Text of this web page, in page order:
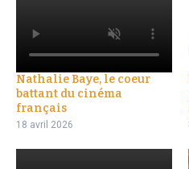
Nathalie Baye, le coeur
battant du cinéma
français
18 avril 2026